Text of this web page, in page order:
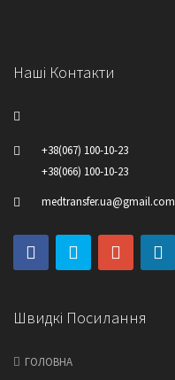
Наші Контакти
+38(067) 100-10-23
+38(066) 100-10-23
medtransfer.ua@gmail.com
Швидкі Посилання
ГОЛОВНА